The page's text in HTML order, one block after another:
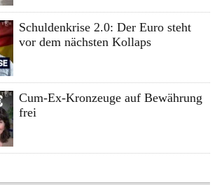
Schuldenkrise 2.0: Der Euro steht
vor dem nächsten Kollaps
Cum-Ex-Kronzeuge auf Bewährung
frei